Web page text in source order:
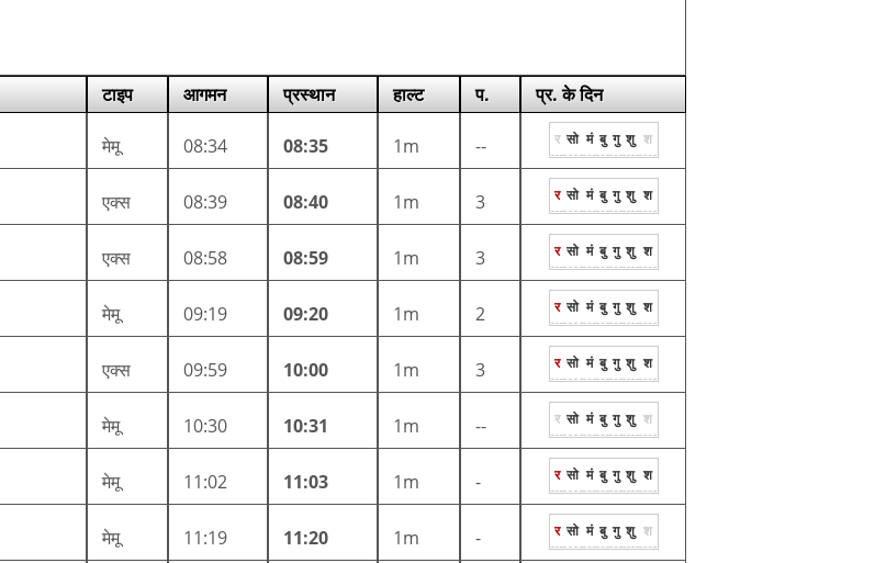
टाइप आगमन प्रस्थान हाल्ट प. प्र. के दिन
मेमू 08:34 08:35 1m -- र सो मं बु गु शु श
एक्स 08:39 08:40 1m 3 र सो मं बु गु शु श
एक्स 08:58 08:59 1m 3 र सो मं बु गु शु श
मेमू 09:19 09:20 1m 2 र सो मं बु गु शु श
एक्स 09:59 10:00 1m 3 र सो मं बु गु शु श
मेमू 10:30 10:31 1m -- र सो मं बु गु शु श
मेमू 11:02 11:03 1m - र सो मं बु गु शु श
मेमू 11:19 11:20 1m - र सो मं बु गु शु श